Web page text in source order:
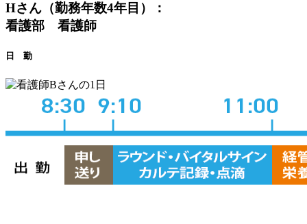
Hさん（勤務年数4年目）：
看護部 看護師
日 勤